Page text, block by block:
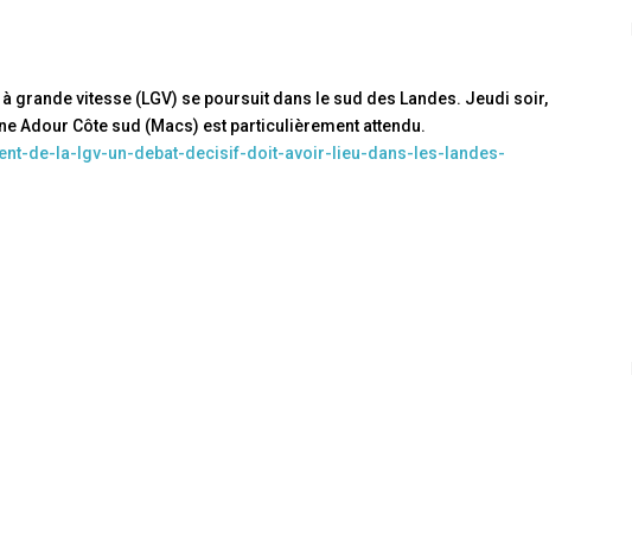
grande vitesse (LGV) se poursuit dans le sud des Landes. Jeudi soir,
Adour Côte sud (Macs) est particulièrement attendu.
de-la-lgv-un-debat-decisif-doit-avoir-lieu-dans-les-landes-